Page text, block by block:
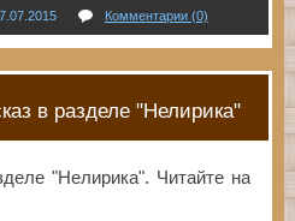
Комментарии (0)
в разделе "Нелирика"
"Нелирика". Читайте на